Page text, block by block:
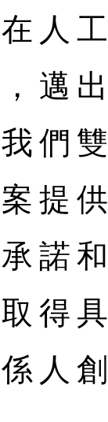
人
邁
們
提
諾
得
人